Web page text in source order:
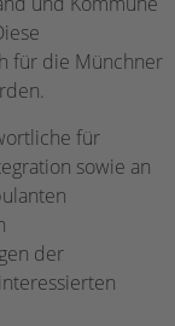
für die Münchner
für
sowie an
der